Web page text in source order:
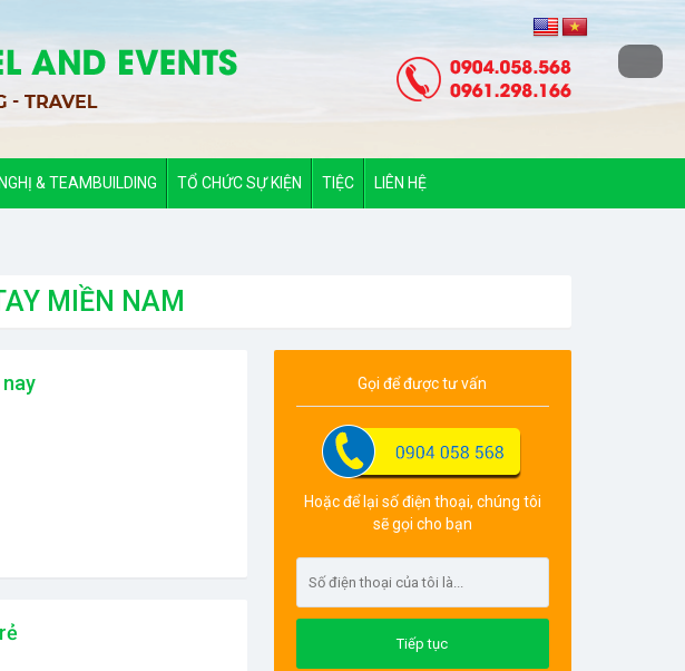
& TEAMBUILDING TỔ CHỨC SỰ KIỆN TIỆC LIÊN HỆ
MIỀN NAM
Gọi để được tư vấn
Hoặc để lại số điện thoại, chúng tôi
sẽ gọi cho bạn